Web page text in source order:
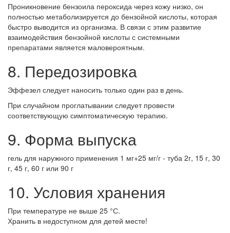
Проникновение бензоила пероксида через кожу низко, он
полностью метаболизируется до бензойной кислоты, которая
быстро выводится из организма. В связи с этим развитие
взаимодействия бензойной кислоты с системными
препаратами является маловероятным.
8. Передозировка
Эффезел следует наносить только один раз в день.
При случайном проглатывании следует провести
соответствующую симптоматическую терапию.
9. Форма выпуска
гель для наружного применения 1 мг+25 мг/г - туба 2г, 15 г, 30
г, 45 г, 60 г или 90 г
10. Условия хранения
При температуре не выше 25 °С.
Хранить в недоступном для детей месте!